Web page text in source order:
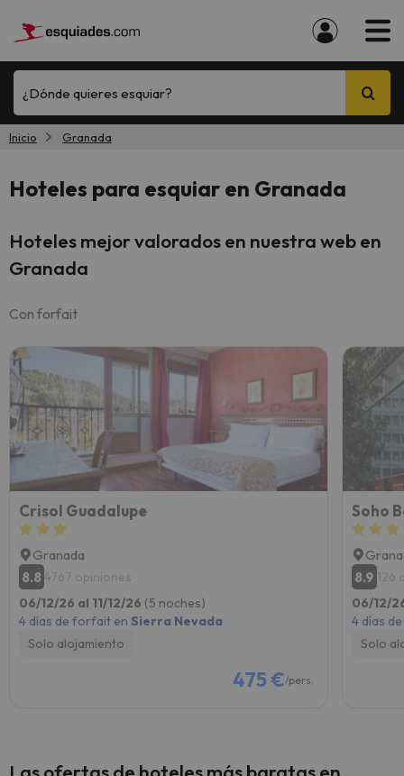
¿Dónde quieres esquiar?
Inicio Granada
Hoteles para esquiar en Granada
Hoteles mejor valorados en nuestra web en
Granada
Con forfait
Crisol Guadalupe
Granada
8.8 4767 opiniones
06/12/26 al 11/12/26 (5 noches)
4 días de forfait en Sierra Nevada
Solo alojamiento
475 €/pers.
Soho
8.9 126
06/12/
4 días
Solo